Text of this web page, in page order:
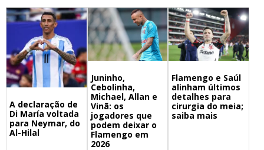
A declaração de
Di María voltada
para Neymar, do
Al-Hilal
Juninho,
Cebolinha,
Michael, Allan e
Vinã: os
jogadores que
podem deixar o
Flamengo em
2026
Flamengo e Saúl
alinham últimos
detalhes para
cirurgia do meia;
saiba mais